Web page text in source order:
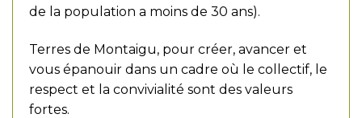
de la population a moins de 30 ans).
Terres de Montaigu, pour créer, avancer et
vous épanouir dans un cadre où le collectif, le
respect et la convivialité sont des valeurs
fortes.